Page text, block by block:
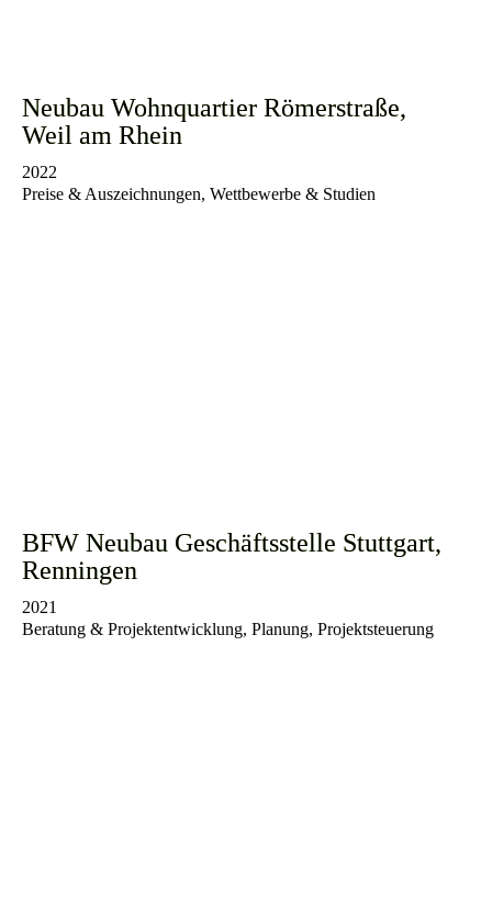
Neubau Wohnquartier Römerstraße,
Weil am Rhein
2022
Preise & Auszeichnungen, Wettbewerbe & Studien
BFW Neubau Geschäftsstelle Stuttgart,
Renningen
2021
Beratung & Projektentwicklung, Planung, Projektsteuerung